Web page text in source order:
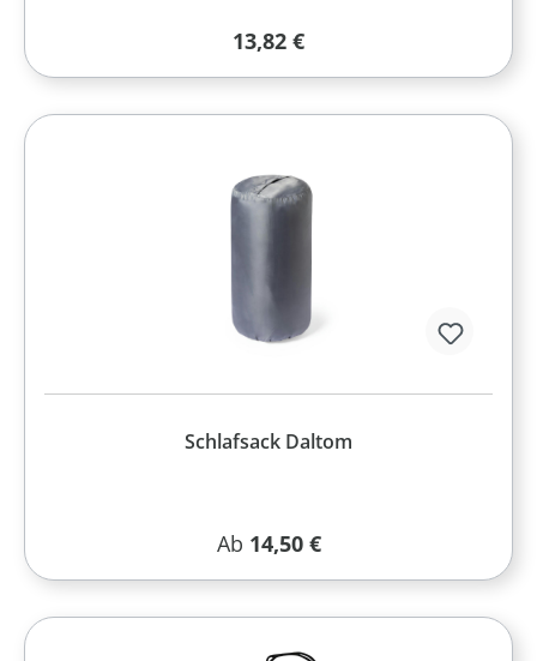
Regulärer Preis:
13,82 €
Schlafsack Daltom
Regulärer Preis:
Ab 14,50 €